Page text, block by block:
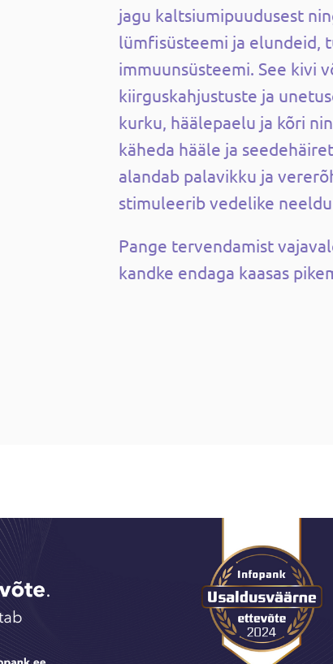
jagu kaltsiumipuudusest
lümfisüsteemi ja elundeid,
immuunsüsteemi. See kivi
kiirguskahjustuste ja
kurku, häälepaelu ja kõri
käheda hääle ja
alandab palavikku ja
stimuleerib vedelike
Pange tervendamist
kandke endaga kaasas